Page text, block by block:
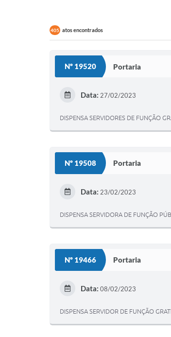
405 atos encontrados
Nº 19520 Portaria
Data: 27/02/2023
DISPENSA SERVIDORES DE FUNÇÃO
Nº 19508 Portaria
Data: 23/02/2023
DISPENSA SERVIDORA DE FUNÇÃO
Nº 19466 Portaria
Data: 08/02/2023
DISPENSA SERVIDOR DE FUNÇÃO